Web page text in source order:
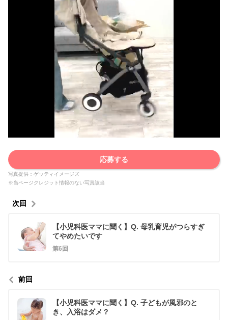
応募する
写真提供：ゲッティイメージズ
※当ページクレジット情報のない写真該当
次回
【小児科医ママに聞く】Q. 母乳育児がつらすぎ
てやめたいです
第6回
前回
【小児科医ママに聞く】Q. 子どもが風邪のと
き、入浴はダメ？